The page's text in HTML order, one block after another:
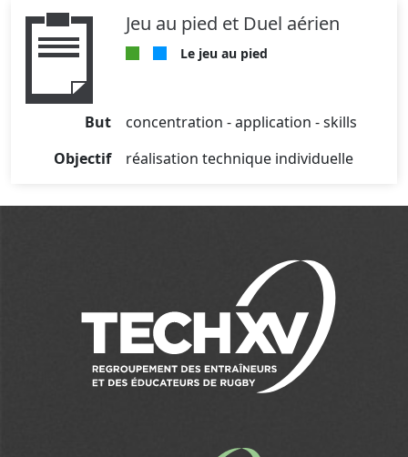
Jeu au pied et Duel aérien
Le jeu au pied
But
concentration - application - skills
Objectif
réalisation technique individuelle